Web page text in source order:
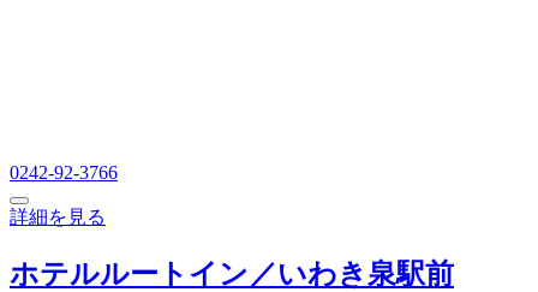
0242-92-3766
詳細を見る
ホテルルートイン／いわき泉駅前